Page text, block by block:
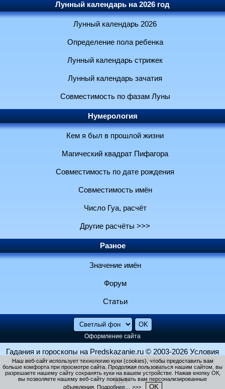
Лунный календарь на 2026 год
Лунный календарь 2026
Определение пола ребенка
Лунный календарь стрижек
Лунный календарь зачатия
Совместимость по фазам Луны
Нумерология
Кем я был в прошлой жизни
Магический квадрат Пифагора
Совместимость по дате рождения
Совместимость имён
Число Гуа, расчёт
Другие расчёты >>>
Разное
Значение имён
Форум
Статьи
Оформление сайта
Гадания и гороскопы на Predskazanie.ru © 2003-2026 Условия
использования и контакты Политика конфиденциальности
Использование файлов cookie
Наш веб-сайт использует технологию куки (cookies), чтобы предоставить вам
больше комфорта при просмотре сайта. Продолжая пользоваться нашим сайтом, вы
разрешаете нашему сайту сохранять куки на вашем устройстве. Нажав кнопку ОК,
вы позволяете нашему веб-сайту показывать вам персонализированные
объявления. Подробнее… >>> OK